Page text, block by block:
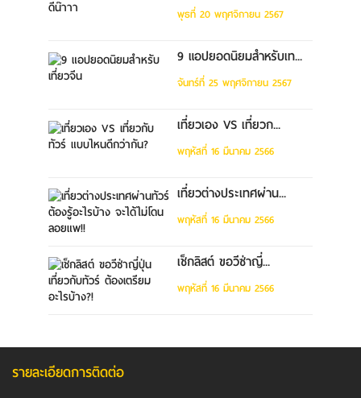
พุธที่ 20 พฤศจิกายน 2567
9 แอปยอดนิยมสำหรับเท...
จันทร์ที่ 25 พฤศจิกายน 2567
เที่ยวเอง VS เที่ยวก...
พฤหัสที่ 16 มีนาคม 2566
เที่ยวต่างประเทศผ่าน...
พฤหัสที่ 16 มีนาคม 2566
เช็กลิสต์ ขอวีซ่าญี่...
พฤหัสที่ 16 มีนาคม 2566
รายละเอียดการติดต่อ